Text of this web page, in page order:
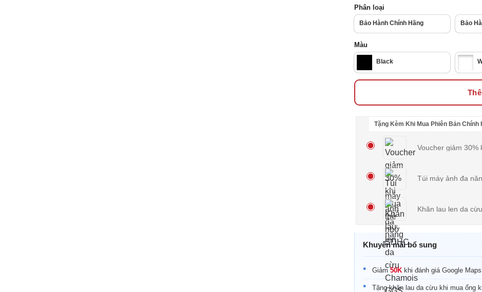
Phân loại
Bảo Hành Chính Hãng Bảo
Màu
Black
Tặng Kèm Khi Mua Phiên Bản Chính
Voucher giảm 30%
Túi máy ảnh đa
Khăn lau len da
Khuyến mãi bổ sung
Giảm50K khi đánh giá Google
Tặng khăn lau da cừu khi mua ống